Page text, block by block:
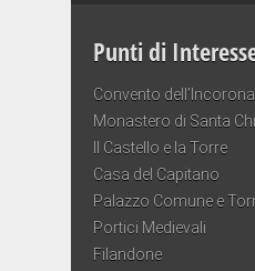
Punti di
Convento
Monastero di Santa
Il Castello e la Torre
Casa del Capitano
Palazzo Comune e
Portici Medievali
Filandone